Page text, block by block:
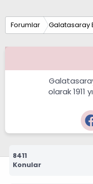
Forumlar Galatasaray
olarak 1911
8411
Konular